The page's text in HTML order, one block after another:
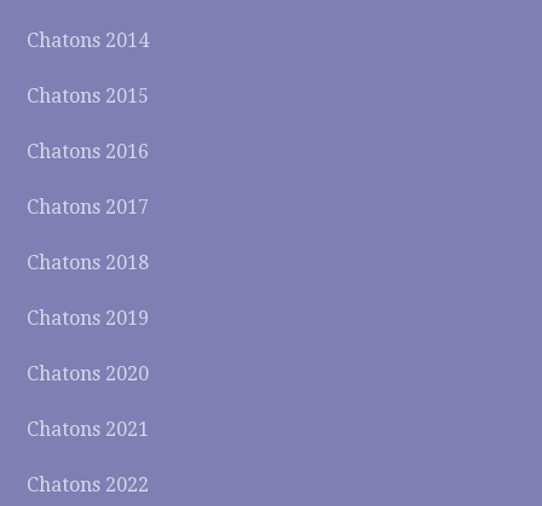
Chatons 2014
Chatons 2015
Chatons 2016
Chatons 2017
Chatons 2018
Chatons 2019
Chatons 2020
Chatons 2021
Chatons 2022